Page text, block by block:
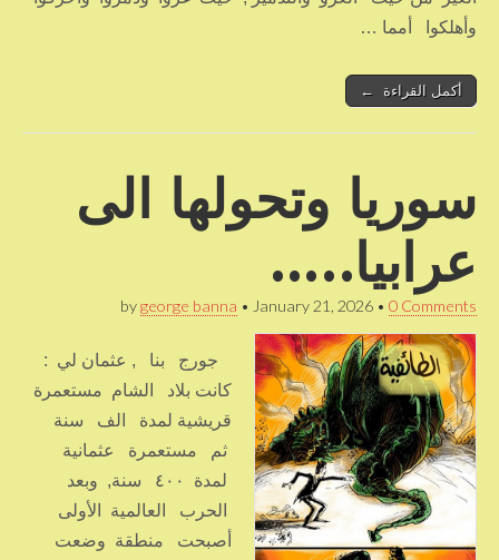
وأهلكوا أمما …
أكمل القراءة ←
سوريا وتحولها الى
عرابيا…..
bygeorge banna • January 21, 2026 • 0 Comments
جورج بنا , عثمان لي :
كانت بلاد الشام مستعمرة
قريشية لمدة الف سنة
ثم مستعمرة عثمانية
لمدة ٤٠٠ سنة, وبعد
الحرب العالمية الأولى
أصبحت منطقة وضعت